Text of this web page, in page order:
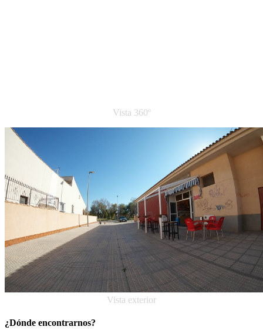
Vista 360º
Vista exterior
¿Dónde encontrarnos?